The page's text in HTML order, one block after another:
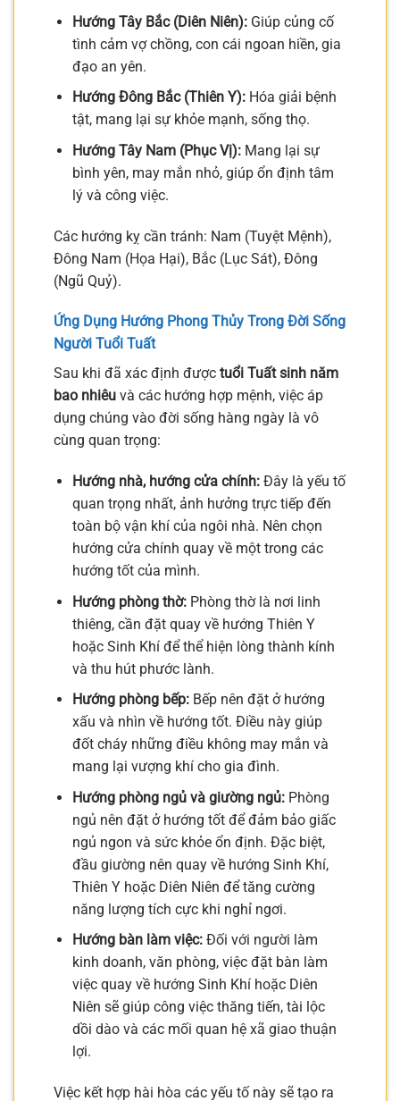
Hướng Tây Bắc (Diên Niên):Giúp củng cố
tình cảm vợ chồng, con cái ngoan hiền, gia
đạo an yên.
Hướng Đông Bắc (Thiên Y):Hóa giải bệnh
tật, mang lại sự khỏe mạnh, sống thọ.
Hướng Tây Nam (Phục Vị):Mang lại sự
bình yên, may mắn nhỏ, giúp ổn định tâm
lý và công việc.
Các hướng kỵ cần tránh: Nam (Tuyệt Mệnh),
Đông Nam (Họa Hại), Bắc (Lục Sát), Đông
(Ngũ Quỷ).
Ứng Dụng Hướng Phong Thủy Trong Đời Sống
Người Tuổi Tuất
Sau khi đã xác định được tuổi Tuất sinh năm
bao nhiêu và các hướng hợp mệnh, việc áp
dụng chúng vào đời sống hàng ngày là vô
cùng quan trọng:
Hướng nhà, hướng cửa chính:Đây là yếu tố
quan trọng nhất, ảnh hưởng trực tiếp đến
toàn bộ vận khí của ngôi nhà. Nên chọn
hướng cửa chính quay về một trong các
hướng tốt của mình.
Hướng phòng thờ:Phòng thờ là nơi linh
thiêng, cần đặt quay về hướng Thiên Y
hoặc Sinh Khí để thể hiện lòng thành kính
và thu hút phước lành.
Hướng phòng bếp:Bếp nên đặt ở hướng
xấu và nhìn về hướng tốt. Điều này giúp
đốt cháy những điều không may mắn và
mang lại vượng khí cho gia đình.
Hướng phòng ngủ và giường ngủ:Phòng
ngủ nên đặt ở hướng tốt để đảm bảo giấc
ngủ ngon và sức khỏe ổn định. Đặc biệt,
đầu giường nên quay về hướng Sinh Khí,
Thiên Y hoặc Diên Niên để tăng cường
năng lượng tích cực khi nghỉ ngơi.
Hướng bàn làm việc:Đối với người làm
kinh doanh, văn phòng, việc đặt bàn làm
việc quay về hướng Sinh Khí hoặc Diên
Niên sẽ giúp công việc thăng tiến, tài lộc
dồi dào và các mối quan hệ xã giao thuận
lợi.
Việc kết hợp hài hòa các yếu tố này sẽ tạo ra